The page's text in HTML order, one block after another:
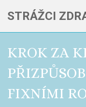
STRÁŽCI
KROK ZA
FIXNÍMI